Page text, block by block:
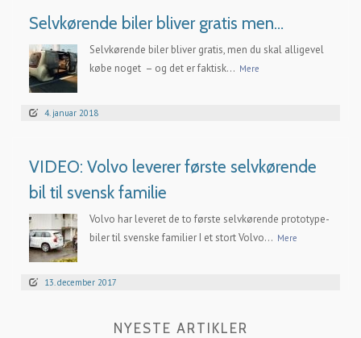
Selvkørende biler bliver gratis men…
Selvkørende biler bliver gratis, men du skal alligevel
købe noget – og det er faktisk... Mere
4. januar 2018
VIDEO: Volvo leverer første selvkørende
bil til svensk familie
Volvo har leveret de to første selvkørende prototype-
biler til svenske familier I et stort Volvo... Mere
13. december 2017
NYESTE ARTIKLER